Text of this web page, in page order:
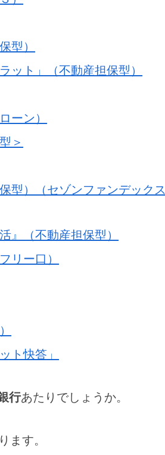
型）
ット」（不動産担保型）
ーン）
＞
型）（セゾンファンデックス
』（不動産担保型）
リー口）
ト快答」
行あたりでしょうか。
ます。